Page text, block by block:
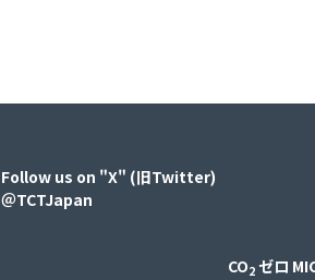
Follow us on "X" (旧Twitter)
＠TCTJapan
CO2 ゼロ